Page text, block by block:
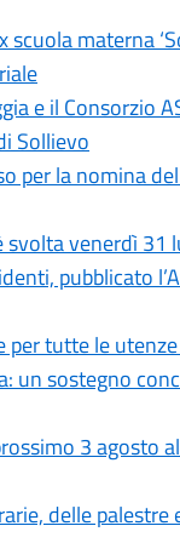
materna
e il Consorzio
Sollievo
per la nomina
venerdì 31
pubblicato
per tutte le
un sostegno
3 agosto
delle